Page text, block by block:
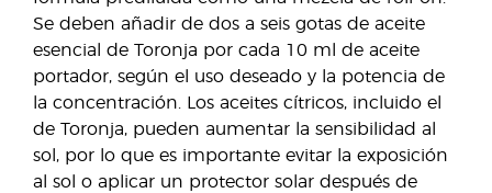
Se deben añadir de dos a seis gotas de aceite
esencial de Toronja por cada 10 ml de aceite
portador, según el uso deseado y la potencia de
la concentración. Los aceites cítricos, incluido el
de Toronja, pueden aumentar la sensibilidad al
sol, por lo que es importante evitar la exposición
al sol o aplicar un protector solar después de